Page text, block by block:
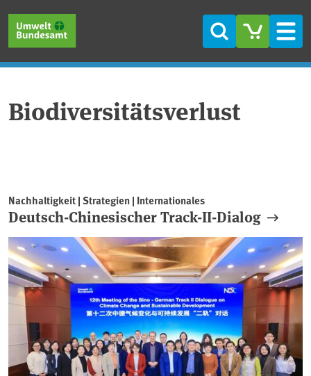
Suche
Biodiversitätsverlust
Nachhaltigkeit | Strategien | Internationales
Deutsch-Chinesischer Track-II-Dialog